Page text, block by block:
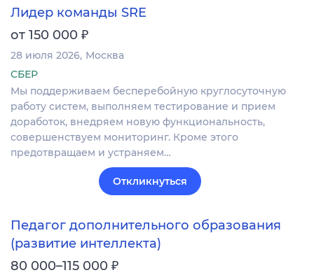
Лидер команды SRE
от 150 000 ₽
28 июля 2026 Москва
СБЕР
Мы поддерживаем бесперебойную круглосуточную
работу систем, выполняем тестирование и прием
доработок, внедряем новую функциональность,
совершенствуем мониторинг. Кроме этого
предотвращаем и устраняем…
Откликнуться
Педагог дополнительного образования
(развитие интеллекта)
80 000–115 000 ₽